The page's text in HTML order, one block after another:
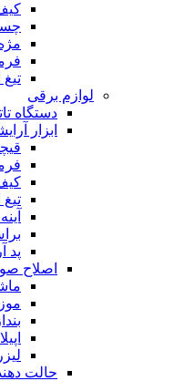
لوازم برقی
دستگاه
ابزار
پد
اصلاح
حالت